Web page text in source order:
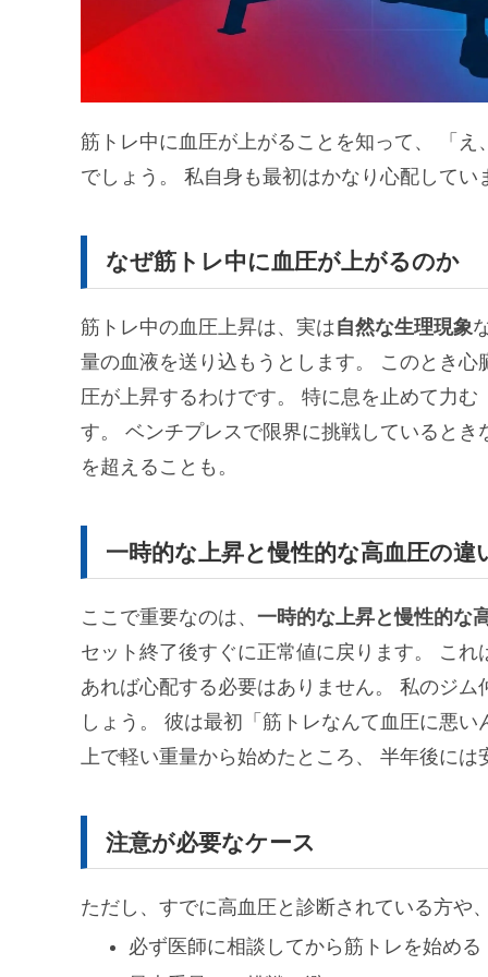
筋トレ中に血圧が上がることを知って、 「
でしょう。 私自身も最初はかなり心配してい
なぜ筋トレ中に血圧が上がるのか
筋トレ中の血圧上昇は、実は自然な生理現象
量の血液を送り込もうとします。 このとき
圧が上昇するわけです。 特に息を止めて力
す。 ベンチプレスで限界に挑戦していると
を超えることも。
一時的な上昇と慢性的な高血圧の違
ここで重要なのは、 一時的な上昇と慢性的な
セット終了後すぐに正常値に戻ります。 こ
あれば心配する必要はありません。 私のジ
しょう。 彼は最初「筋トレなんて血圧に悪
上で軽い重量から始めたところ、 半年後に
注意が必要なケース
ただし、すでに高血圧と診断されている方や
必ず医師に相談してから筋トレを始める